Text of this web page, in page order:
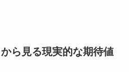
ら見る現実的な期待値